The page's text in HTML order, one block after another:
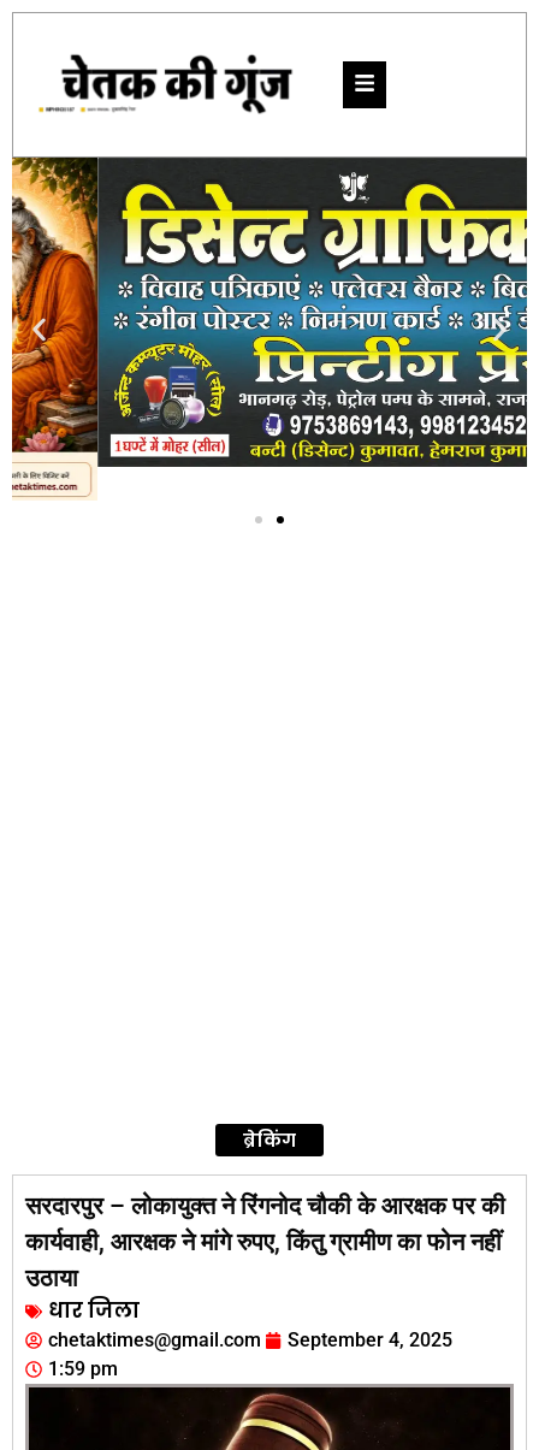
ब्रेकिंग
सरदारपुर – लोकायुक्त ने रिंगनोद चौकी के आरक्षक पर की
कार्यवाही, आरक्षक ने मांगे रुपए, किंतु ग्रामीण का फोन नहीं
उठाया
धार जिला
chetaktimes@gmail.com
September 4, 2025
1:59 pm